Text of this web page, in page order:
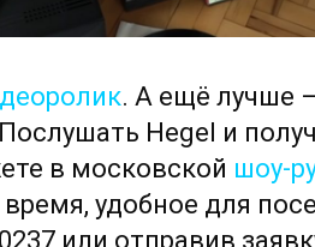
. А ещё лучше
Hegel и
в московской шоу-
время, удобное для
или отправив